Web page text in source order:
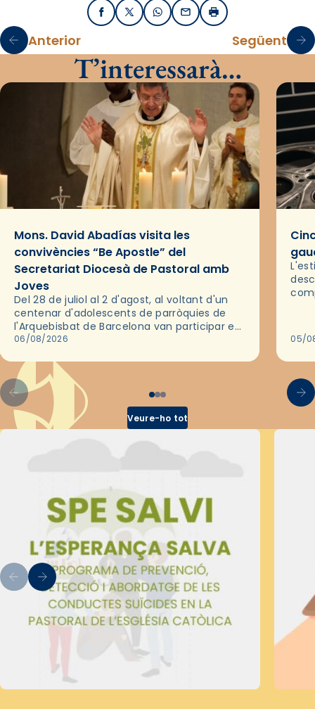
FacebookX / TwitterWhatsApp
EmailImprimir
Anterior Següent
T’interessarà…
Mons. David Abadías visita les
convivències “Be Apostle” del
Secretariat Diocesà de Pastoral amb
Joves
Del 28 de juliol al 2 d'agost, al voltant d'un
centenar d'adolescents de parròquies de
l'Arquebisbat de Barcelona van participar en
les convivències Be Apostle, organitzades
06/08/2026 05/
Veure-ho tot